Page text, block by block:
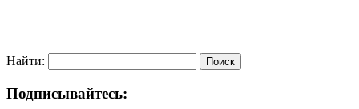
Найти:
Подписывайтесь: